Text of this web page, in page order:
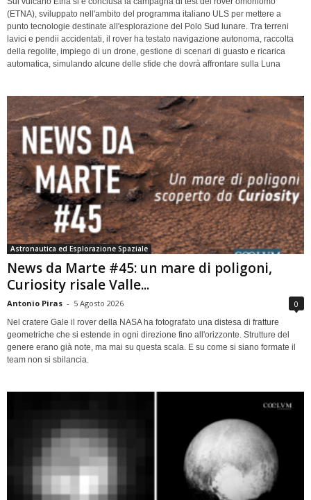
(ETNA), sviluppato nell'ambito del programma italiano ULS per mettere a
punto tecnologie destinate all'esplorazione del Polo Sud lunare. Tra terreni
lavici e pendii accidentati, il rover ha testato navigazione autonoma, raccolta
della regolite, impiego di un drone, gestione di scenari di guasto e ricarica
automatica, simulando alcune delle sfide che dovrà affrontare sulla Luna
Astronautica ed Esplorazione Spaziale
News da Marte #45: un mare di poligoni,
Curiosity risale Valle...
Antonio Piras - 5 Agosto 2026 0
Nel cratere Gale il rover della NASA ha fotografato una distesa di fratture
geometriche che si estende in ogni direzione fino all'orizzonte. Strutture del
genere erano già note, ma mai su questa scala. E su come si siano formate il
team non si sbilancia.